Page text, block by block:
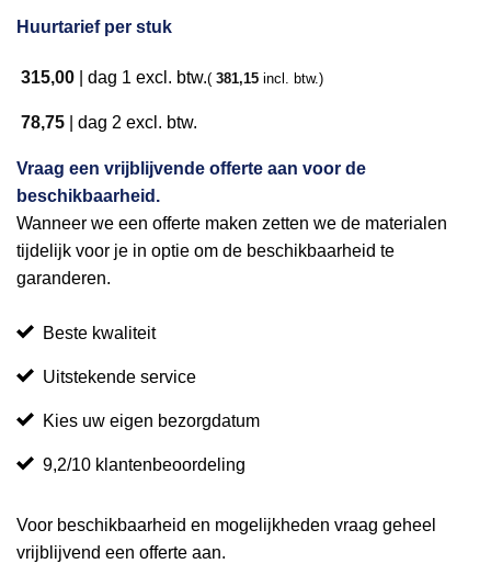
Huurtarief per stuk
315,00 dag 1 excl. btw.( 381,15 incl. btw.)
78,75 dag 2 excl. btw.
Vraag een vrijblijvende offerte aan voor de
beschikbaarheid.
Wanneer we een offerte maken zetten we de materialen
tijdelijk voor je in optie om de beschikbaarheid te
garanderen.
Beste kwaliteit
Uitstekende service
Kies uw eigen bezorgdatum
9,2/10 klantenbeoordeling
Voor beschikbaarheid en mogelijkheden vraag geheel
vrijblijvend een offerte aan.